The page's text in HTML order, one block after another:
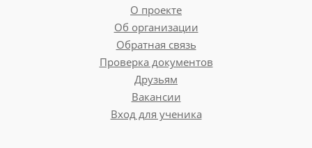
О проекте
Об организации
Обратная связь
Проверка документов
Друзьям
Вакансии
Вход для ученика